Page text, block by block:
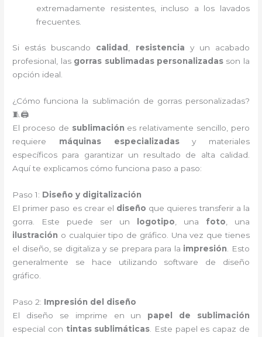
extremadamente resistentes, incluso a los lavados
frecuentes.
Si estás buscando calidad , resistencia y un acabado
profesional, las gorras sublimadas personalizadasson la
opción ideal.
¿Cómo funciona la sublimación de gorras personalizadas?
🧵🖨️
El proceso de sublimación es relativamente sencillo, pero
requiere máquinas especializadasy materiales
específicos para garantizar un resultado de alta calidad.
Aquí te explicamos cómo funciona paso a paso:
Paso 1: Diseño y digitalización
El primer paso es crear el diseño que quieres transferir a la
gorra. Este puede ser un
logotipo , una foto , una
ilustración o cualquier tipo de gráfico. Una vez que tienes
el diseño, se digitaliza y se prepara para la impresión . Esto
generalmente se hace utilizando software de diseño
gráfico.
Paso 2: Impresión del diseño
El diseño se imprime en un papel de sublimación
especial con tintas sublimáticas . Este papel es capaz de